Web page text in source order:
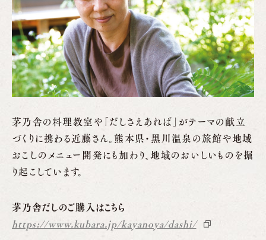
茅乃舎の料理教室や「だしさえあれば」がテーマの献立
づくりに携わる近藤さん。熊本県・黒川温泉の旅館や地域
おこしのメニュー開発にも加わり、地域のおいしいものを掘
り起こしています。
茅乃舎だしのご購入はこちら
https://www.kubara.jp/kayanoya/dashi/